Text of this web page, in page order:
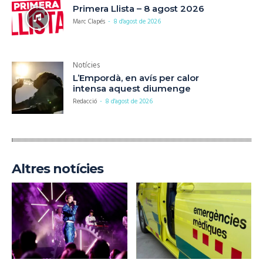
Primera Llista – 8 agost 2026
Marc Clapés - 8 d'agost de 2026
Notícies
L’Empordà, en avís per calor
intensa aquest diumenge
Redacció - 8 d'agost de 2026
Altres notícies